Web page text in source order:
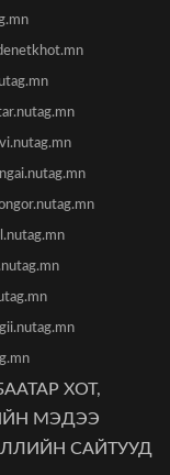
оролцохоор
ялын
Major-2026
өндөрлүүллээ
ХОТ,
МЭДЭЭ
САЙТУУД